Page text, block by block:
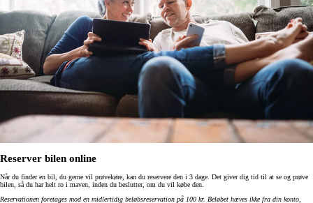
Reserver bilen online
Når du finder en bil, du gerne vil prøvekøre, kan du reservere den i 3 dage. Det giver dig tid til at se og prøve
bilen, så du har helt ro i maven, inden du beslutter, om du vil købe den.
Reservationen foretages mod en midlertidig beløbsreservation på 100 kr. Beløbet hæves ikke fra din konto,